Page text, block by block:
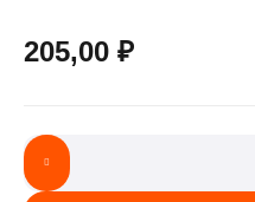
205,00 ₽